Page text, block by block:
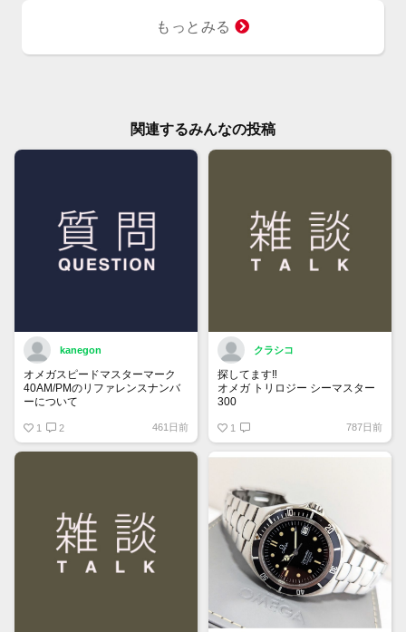
もっとみる
関連するみんなの投稿
kanegon
オメガスピードマスターマーク
40AM/PMのリファレンスナンバ
ーについて
保証書にはREF:35205300とある
のですが、裏蓋の内側を見ると
175 0084
1 2 461日前
クラシコ
探してます‼️
オメガ トリロジー シーマスター
300
全て有り綺麗な個体をお持ちで
90万円前後で譲って頂ける方、
宜しくお願い致します。
1 787日前